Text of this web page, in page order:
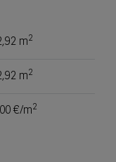
m2
m2
€/m2